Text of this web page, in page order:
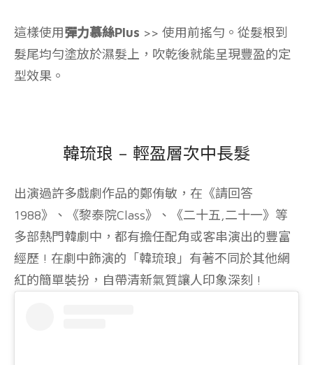
這樣使用彈力慕絲Plus >> 使用前搖勻。從髮根到
髮尾均勻塗放於濕髮上，吹乾後就能呈現豐盈的定
型效果。
韓琉琅 – 輕盈層次中長髮
出演過許多戲劇作品的鄭侑敏， 在《請回答
1988》、《黎泰院Class》、《二十五,二十一》等
多部熱門韓劇中，都有擔任配角或客串演出的豐富
經歷 ! 在劇中飾演的「韓琉琅」有著不同於其他網
紅的簡單裝扮，自帶清新氣質讓人印象深刻 !